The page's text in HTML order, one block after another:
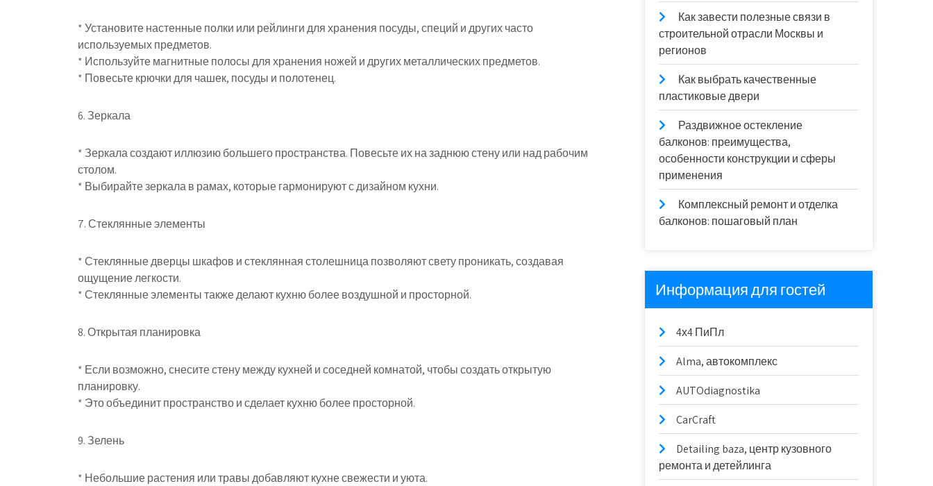
* Установите настенные полки или рейлинги для хранения посуды, специй и других часто
используемых предметов.
* Используйте магнитные полосы для хранения ножей и других металлических предметов.
* Повесьте крючки для чашек, посуды и полотенец.
6. Зеркала
* Зеркала создают иллюзию большего пространства. Повесьте их на заднюю стену или над рабочим
столом.
* Выбирайте зеркала в рамах, которые гармонируют с дизайном кухни.
7. Стеклянные элементы
* Стеклянные дверцы шкафов и стеклянная столешница позволяют свету проникать, создавая
ощущение легкости.
* Стеклянные элементы также делают кухню более воздушной и просторной.
8. Открытая планировка
* Если возможно, снесите стену между кухней и соседней комнатой, чтобы создать открытую
планировку.
* Это объединит пространство и сделает кухню более просторной.
9. Зелень
* Небольшие растения или травы добавляют кухне свежести и уюта.
Как завести полезные связи в
строительной отрасли Москвы и
регионов
Как выбрать качественные
пластиковые двери
Раздвижное остекление
балконов: преимущества,
особенности конструкции и сферы
применения
Комплексный ремонт и отделка
балконов: пошаговый план
Информация для гостей
4х4 ПиПл
Alma, автокомплекс
AUTOdiagnostika
CarCraft
Detailing baza, центр кузовного
ремонта и детейлинга